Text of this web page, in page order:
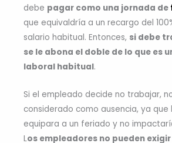
debe pagar como una jornada de
que equivaldría a un recargo del
salario habitual. Entonces, si debe
se le abona el doble de lo que es
laboral habitual.
Si el empleado decide no trabajar,
considerado como ausencia, ya que
equipara a un feriado y no
Los empleadores no pueden